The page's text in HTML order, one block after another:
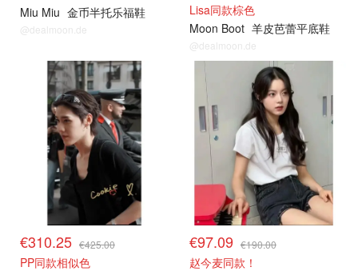
Miu Miu 金币半托乐福鞋
@dealmoon.de
Lisa同款棕色
Moon Boot 羊皮芭蕾平底鞋
@dealmoon.de
€310.25 €425.00
PP同款相似色
€97.09 €190.00
赵今麦同款！